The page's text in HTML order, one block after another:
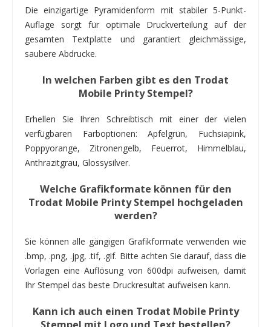
Die einzigartige Pyramidenform mit stabiler 5-Punkt-
Auflage sorgt für optimale Druckverteilung auf der
gesamten Textplatte und garantiert gleichmässige,
saubere Abdrucke.
In welchen Farben gibt es den Trodat
Mobile Printy Stempel?
Erhellen Sie Ihren Schreibtisch mit einer der vielen
verfügbaren Farboptionen: Apfelgrün, Fuchsiapink,
Poppyorange, Zitronengelb, Feuerrot, Himmelblau,
Anthrazitgrau, Glossysilver.
Welche Grafikformate können für den
Trodat Mobile Printy Stempel hochgeladen
werden?
Sie können alle gängigen Grafikformate verwenden wie
.bmp, .png, .jpg, .tif, .gif. Bitte achten Sie darauf, dass die
Vorlagen eine Auflösung von 600dpi aufweisen, damit
Ihr Stempel das beste Druckresultat aufweisen kann.
Kann ich auch einen Trodat Mobile Printy